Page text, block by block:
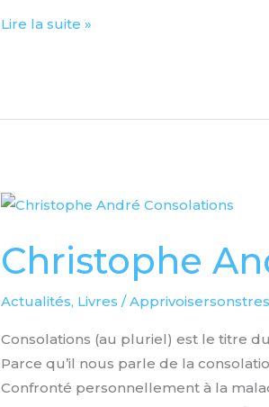
Lire la suite »
Christophe
Actualités, Livres /
Consolations (au pluriel) est le titre
Parce qu’il nous parle de la
Confronté personnellement à la
Christophe
Consolations